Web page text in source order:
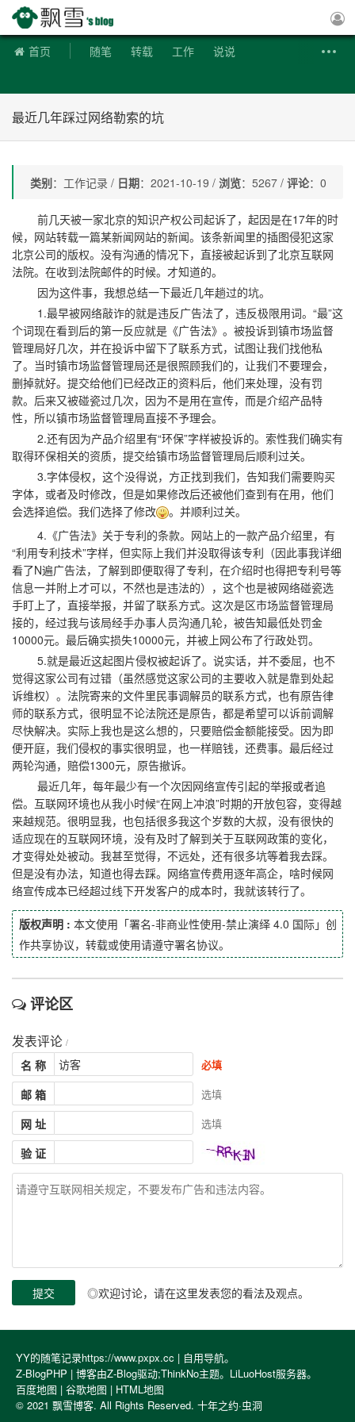
首页 随笔 转载 工作 说说
最近几年踩过网络勒索的坑
类别：工作记录 / 日期：2021-10-19 / 浏览：5267 / 评论：0
前几天被一家北京的知识产权公司起诉了，起因是在17年的时
候，网站转载一篇某新闻网站的新闻。该条新闻里的插图侵犯这家
北京公司的版权。没有沟通的情况下，直接被起诉到了北京互联网
法院。在收到法院邮件的时候。才知道的。
因为这件事，我想总结一下最近几年趟过的坑。
1.最早被网络敲诈的就是违反广告法了，违反极限用词。“最”这
个词现在看到后的第一反应就是《广告法》。被投诉到镇市场监督
管理局好几次，并在投诉中留下了联系方式，试图让我们找他私
了。当时镇市场监督管理局还是很照顾我们的，让我们不要理会，
删掉就好。提交给他们已经改正的资料后，他们来处理，没有罚
款。后来又被碰瓷过几次，因为不是用在宣传，而是介绍产品特
性，所以镇市场监督管理局直接不予理会。
2.还有因为产品介绍里有“环保”字样被投诉的。索性我们确实有
取得环保相关的资质，提交给镇市场监督管理局后顺利过关。
3.字体侵权，这个没得说，方正找到我们，告知我们需要购买
字体，或者及时修改，但是如果修改后还被他们查到有在用，他们
会选择追偿。我们选择了修改
。并顺利过关。
4.《广告法》关于专利的条款。网站上的一款产品介绍里，有
“利用专利技术”字样，但实际上我们并没取得该专利（因此事我详细
看了N遍广告法，了解到即便取得了专利，在介绍时也得把专利号等
信息一并附上才可以，不然也是违法的），这个也是被网络碰瓷选
手盯上了，直接举报，并留了联系方式。这次是区市场监督管理局
接的，经过我与该局经手办事人员沟通几轮，被告知最低处罚金
10000元。最后确实损失10000元，并被上网公布了行政处罚。
5.就是最近这起图片侵权被起诉了。说实话，并不委屈，也不
觉得这家公司有过错（虽然感觉这家公司的主要收入就是靠到处起
诉维权）。法院寄来的文件里民事调解员的联系方式，也有原告律
师的联系方式，很明显不论法院还是原告，都是希望可以诉前调解
尽快解决。实际上我也是这么想的，只要赔偿金额能接受。因为即
便开庭，我们侵权的事实很明显，也一样赔钱，还费事。最后经过
两轮沟通，赔偿1300元，原告撤诉。
最近几年，每年最少有一个次因网络宣传引起的举报或者追
偿。互联网环境也从我小时候“在网上冲浪”时期的开放包容，变得越
来越规范。很明显我，也包括很多我这个岁数的大叔，没有很快的
适应现在的互联网环境，没有及时了解到关于互联网政策的变化，
才变得处处被动。我甚至觉得，不远处，还有很多坑等着我去踩。
但是没有办法，知道也得去踩。网络宣传费用逐年高企，啥时候网
络宣传成本已经超过线下开发客户的成本时，我就该转行了。
版权声明 : 本文使用「署名-非商业性使用-禁止演绎 4.0 国际」创
作共享协议，转载或使用请遵守署名协议。
评论区
发表评论 /
名 称 必填
邮 箱 选填
网 址 选填
验 证
◎欢迎讨论，请在这里发表您的看法及观点。
YY的随笔记录https://www.pxpx.cc | 自用导航。
Z-BlogPHP | 博客由Z-Blog驱动;ThinkNo主题。 LiLuoHost服务器。
百度地图 | 谷歌地图 | HTML地图
© 2021 飘雪博客. All Rights Reserved. 十年之约·虫洞